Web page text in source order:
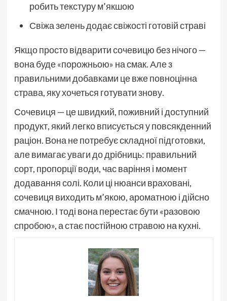
робить текстуру м’якшою
Свіжа зелень додає свіжості готовій страві
Якщо просто відварити сочевицю без нічого —
вона буде «порожньою» на смак. Але з
правильними добавками це вже повноцінна
страва, яку хочеться готувати знову.
Сочевиця — це швидкий, поживний і доступний
продукт, який легко вписується у повсякденний
раціон. Вона не потребує складної підготовки,
але вимагає уваги до дрібниць: правильний
сорт, пропорції води, час варіння і момент
додавання солі. Коли ці нюанси враховані,
сочевиця виходить м’якою, ароматною і дійсно
смачною. І тоді вона перестає бути «разовою
спробою», а стає постійною стравою на кухні.